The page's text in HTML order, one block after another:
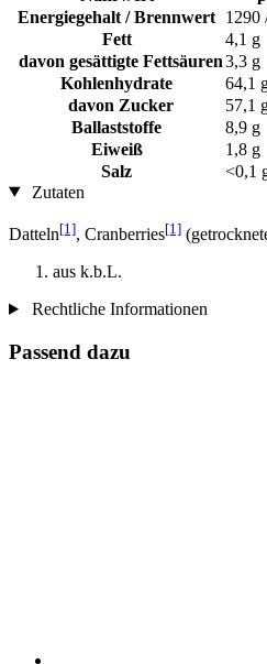
Energiegehalt / Brennwert 1290
Fett
4,1 g
davon gesättigte Fettsäuren3,3 g
Kohlenhydrate
64,1
davon Zucker
57,1
Ballaststoffe
8,9 g
Eiweiß
1,8 g
Salz
<0,1
Zutaten
Datteln[1], Cranberries[1]
aus k.b.L.
Rechtliche Informationen
Passend dazu